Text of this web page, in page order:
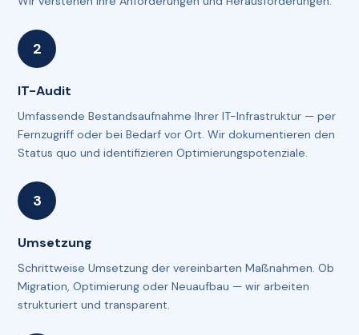
IT-Audit
Umfassende Bestandsaufnahme Ihrer IT-Infrastruktur — per
Fernzugriff oder bei Bedarf vor Ort. Wir dokumentieren den
Status quo und identifizieren Optimierungspotenziale.
Umsetzung
Schrittweise Umsetzung der vereinbarten Maßnahmen. Ob
Migration, Optimierung oder Neuaufbau — wir arbeiten
strukturiert und transparent.